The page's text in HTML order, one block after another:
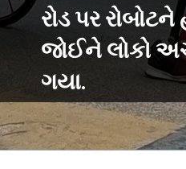
રોડ પર
જોઈને લોકો
ગયા.